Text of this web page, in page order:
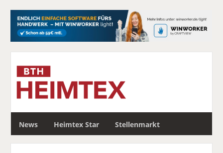
News Heimtex Star Stellenmarkt
c